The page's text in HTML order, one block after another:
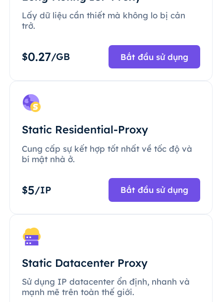
Lấy dữ liệu cần thiết mà không lo bị cản
trở.
$0.27/GB Bắt đầu sử dụng
Static Residential-Proxy
Cung cấp sự kết hợp tốt nhất về tốc độ và
bí mật nhà ở.
$5/IP Bắt đầu sử dụng
Static Datacenter Proxy
Sử dụng IP datacenter ổn định, nhanh và
mạnh mẽ trên toàn thế giới.